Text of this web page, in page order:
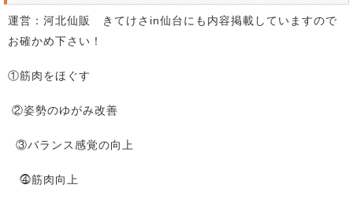
運営：河北仙販 きてけさin仙台にも内容掲載していますので
お確かめ下さい！
①筋肉をほぐす
②姿勢のゆがみ改善
③バランス感覚の向上
⓸筋肉向上